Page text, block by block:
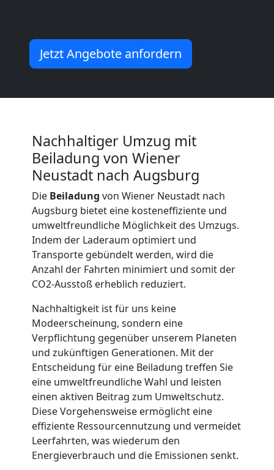
Jetzt Angebote anfordern
Nachhaltiger Umzug mit
Beiladung von Wiener
Neustadt nach Augsburg
Die Beiladung von Wiener Neustadt nach
Augsburg bietet eine kosteneffiziente und
umweltfreundliche Möglichkeit des Umzugs.
Indem der Laderaum optimiert und
Transporte gebündelt werden, wird die
Anzahl der Fahrten minimiert und somit der
CO2-Ausstoß erheblich reduziert.
Nachhaltigkeit ist für uns keine
Modeerscheinung, sondern eine
Verpflichtung gegenüber unserem Planeten
und zukünftigen Generationen. Mit der
Entscheidung für eine Beiladung treffen Sie
eine umweltfreundliche Wahl und leisten
einen aktiven Beitrag zum Umweltschutz.
Diese Vorgehensweise ermöglicht eine
effiziente Ressourcennutzung und vermeidet
Leerfahrten, was wiederum den
Energieverbrauch und die Emissionen senkt.
Wiener
Neustadt
Kunsttransport
Wiener
Neustadt
Umzug
Wiener
Neustadt
Mann
LKW